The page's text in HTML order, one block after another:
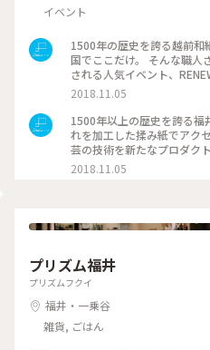
イベント
1500年の歴史を誇る越前和
国でここだけ。 そんな職人さんたちの仕事や工房が一般に公開
される人気イベント、RENEWに
ル #わたしの街 #越前和
#Dearふくい #ことりっぷ
2018.11.05
1500年以上の歴史を誇る福
れを加工した揉み紙でアクセサ
芸の技術を新たなプロダク
いろな場所で始まっています。 #クラシカル #わたしの
越前和紙 #福井県越前市 #
2018.11.05
プリズム福井
プリズムフクイ
福井・一乗谷
雑貨, ごはん